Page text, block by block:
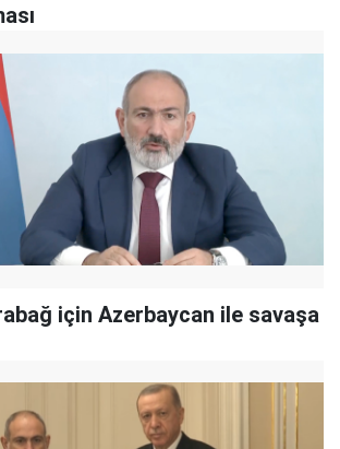
için Azerbaycan ile savaşa